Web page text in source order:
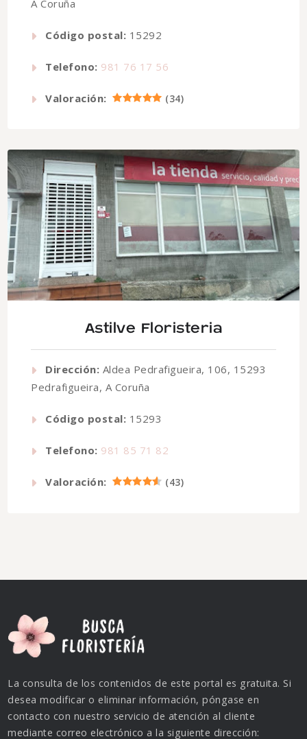
A Coruña
Código postal: 15292
Telefono: 981 76 17 56
Valoración: (34)
Astilve Floristeria
Dirección: Aldea Pedrafigueira, 106, 15293
Pedrafigueira, A Coruña
Código postal: 15293
Telefono: 981 85 71 82
Valoración: (43)
La consulta de los contenidos de este portal es gratuita. Si
desea modificar o eliminar información, póngase en
contacto con nuestro servicio de atención al cliente
mediante correo electrónico a la siguiente dirección: